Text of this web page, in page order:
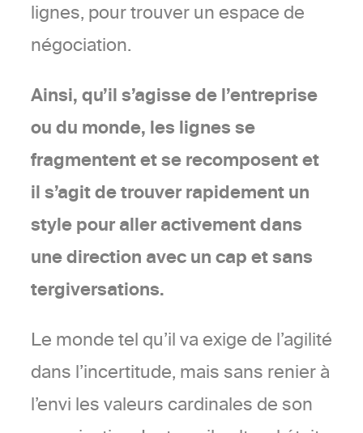
lignes, pour trouver un espace de
négociation.
Ainsi, qu’il s’agisse de l’entreprise
ou du monde, les lignes se
fragmentent et se recomposent et
il s’agit de trouver rapidement un
style pour aller activement dans
une direction avec un cap et sans
tergiversations.
Le monde tel qu’il va exige de l’agilité
dans l’incertitude, mais sans renier à
l’envi les valeurs cardinales de son